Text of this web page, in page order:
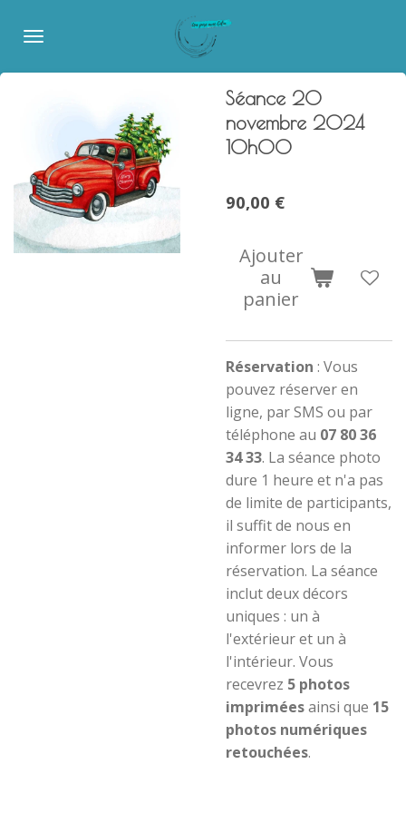
au
Séance 20
novembre 2024
10h00
90,00 €
Ajouter
au
panier
Réservation : Vous
pouvez réserver en
ligne, par SMS ou par
téléphone au 07 80 36
34 33. La séance photo
dure 1 heure et n'a pas
de limite de participants,
il suffit de nous en
informer lors de la
réservation. La séance
inclut deux décors
uniques : un à
l'extérieur et un à
l'intérieur. Vous
recevrez 5 photos
impriméesainsi que 15
photos numériques
retouchées.